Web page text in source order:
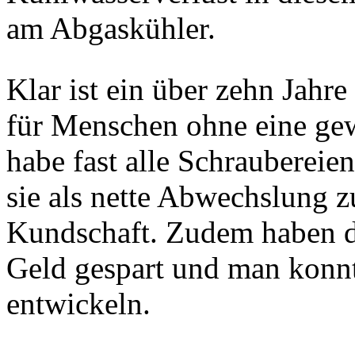
am Abgaskühler.
Klar ist ein über zehn
für Menschen ohne eine
habe fast alle
sie als nette Abwechslung
Kundschaft. Zudem haben
Geld gespart und man
entwickeln.